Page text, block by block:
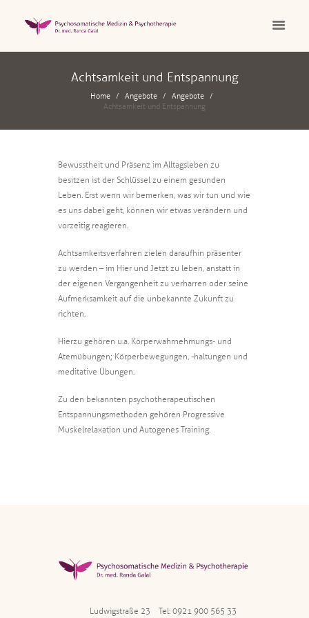
Achtsamkeit und Entspannung
Home Angebote
Angebote
Achtsamkeit und Entspannung
Bewusstheit und Präsenz im Alltagsleben zu
besitzen ist der Schlüssel zu einem gesunden
Leben. Erst wenn wir bemerken, was wir tun und wie
es uns dabei geht, können wir etwas verändern und
vorzeitig reagieren.
Achtsamkeitsverfahren zielen daraufhin präsenter
zu werden – im Hier und Jetzt zu leben, anstatt in
der eigenen Vergangenheit zu verharren oder seine
Aufmerksamkeit auf die unbekannte Zukunft zu
richten.
Hierzu gehören u.a. Körperwahrnehmungs- und
Atemübungen; Körperbewegungen, -haltungen und
meditative Übungen.
Zu den bekannten psychotherapeutischen
Entspannungsmethoden gehören Progressive
Muskelrelaxation und Autogenes Training.
Tel: 0921 900 565 33
Ludwigstraße 23